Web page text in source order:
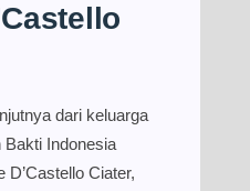
dari keluarga
Indonesia
D’Castello Ciater,